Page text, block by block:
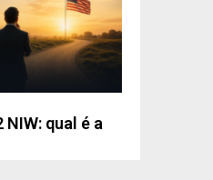
NIW: qual é a